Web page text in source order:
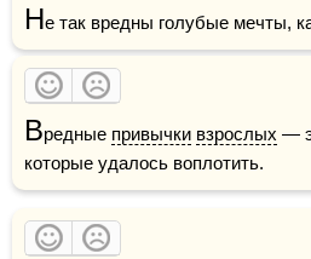
Не так вредны голубые мечты,
Вредные привычки взрослых —
которые удалось воплотить.